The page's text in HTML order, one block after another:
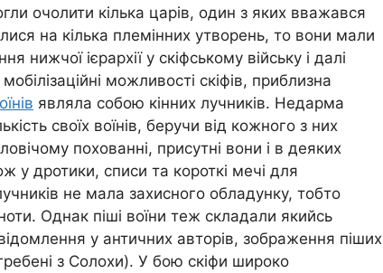
очолити кілька царів, один з яких вважався
на кілька племінних утворень, то вони мали
ієрархії у скіфському війську і далі
можливості скіфів, приблизна
являла собою кінних лучників. Недарма
своїх воїнів, беручи від кожного з них
похованні, присутні вони і в деяких
у дротики, списи та короткі мечі для
не мала захисного обладунку, тобто
Однак піші воїни теж складали якийсь
у античних авторів, зображення піших
з Солохи). У бою скіфи широко